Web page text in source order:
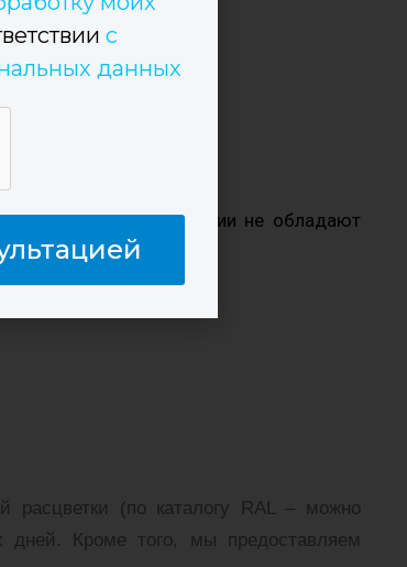
Но конструкции не обладают
расцветки (по каталогу RAL – можно
дней. Кроме того, мы предоставляем
с
данных